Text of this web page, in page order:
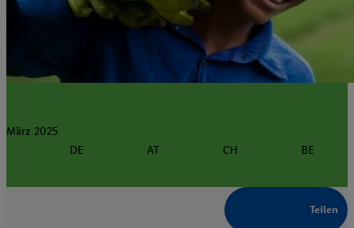
März 2025
DE
AT CH BE
Teilen